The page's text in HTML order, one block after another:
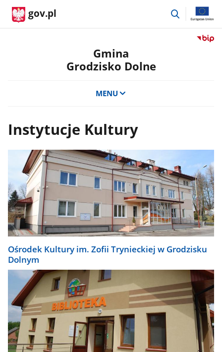
gov.pl
przejdź
Przejdź
Gmina
Grodzisko Dolne
MENU
Instytucje Kultury
Ośrodek Kultury im. Zofii Trynieckiej w Grodzisku
Dolnym